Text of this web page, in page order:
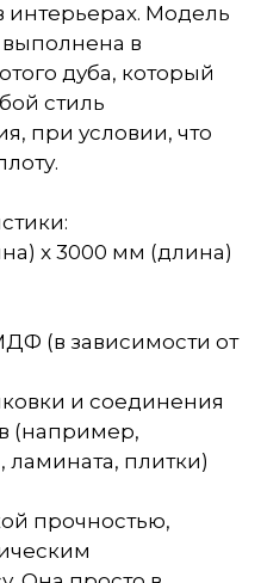
интерьерах. Модель
выполнена в
дуба, который
стиль
при условии, что
x 3000 мм (длина)
(в зависимости от
и соединения
(например,
плитки)
прочностью,